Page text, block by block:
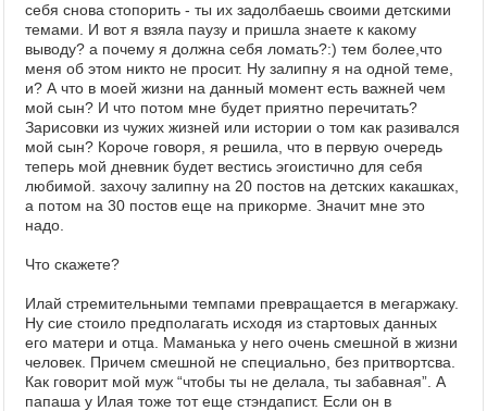
себя снова стопорить - ты их задолбаешь своими детскими
темами. И вот я взяла паузу и пришла знаете к какому
выводу? а почему я должна себя ломать?:) тем более,что
меня об этом никто не просит. Ну залипну я на одной теме,
и? А что в моей жизни на данный момент есть важней чем
мой сын? И что потом мне будет приятно перечитать?
Зарисовки из чужих жизней или истории о том как разивался
мой сын? Короче говоря, я решила, что в первую очередь
теперь мой дневник будет вестись эгоистично для себя
любимой. захочу залипну на 20 постов на детских какашках,
а потом на 30 постов еще на прикорме. Значит мне это
надо.
Что скажете?
Илай стремительными темпами превращается в мегаржаку.
Ну сие стоило предполагать исходя из стартовых данных
его матери и отца. Маманька у него очень смешной в жизни
человек. Причем смешной не специально, без притвортсва.
Как говорит мой муж “чтобы ты не делала, ты забавная”. А
папаша у Илая тоже тот еще стэндапист. Если он в